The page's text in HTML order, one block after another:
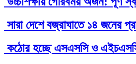
সারা দেশে বজ্রাঘাতে ১৪ জনের
কঠোর হচ্ছে এসএসসি ও এইচএসসি